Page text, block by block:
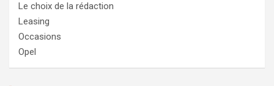
Le choix de la rédaction
Leasing
Occasions
Opel